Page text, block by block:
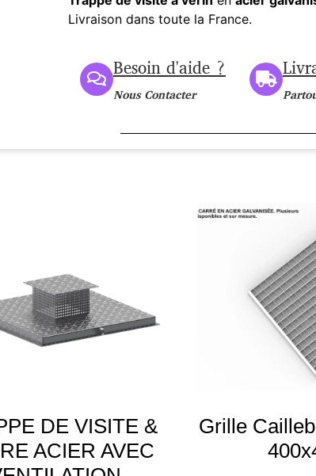
Livraison dans toute la France.
Besoin d'aide ?
Nous Contacter
DE VISITE &
ACIER AVEC
Grille